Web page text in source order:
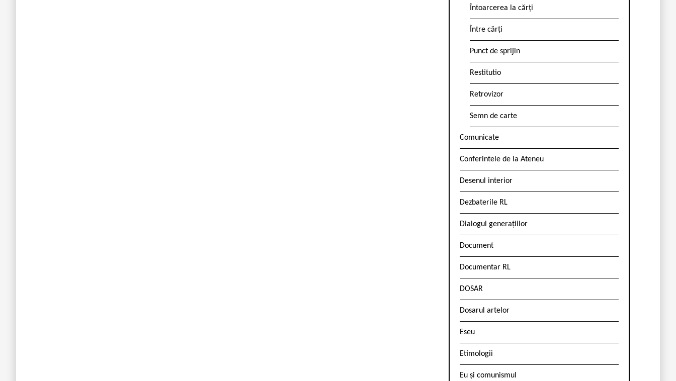
Întoarcerea la cărți
Între cărți
Punct de sprijin
Restitutio
Retrovizor
Semn de carte
Comunicate
Conferintele de la Ateneu
Desenul interior
Dezbaterile RL
Dialogul generațiilor
Document
Documentar RL
DOSAR
Dosarul artelor
Eseu
Etimologii
Eu și comunismul